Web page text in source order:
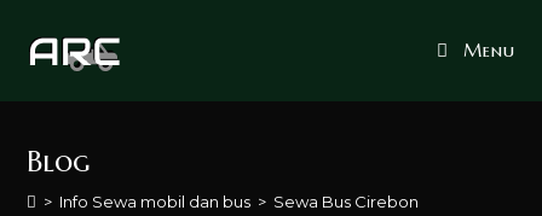
Menu
Blog
> Info Sewa mobil dan bus > Sewa Bus Cirebon